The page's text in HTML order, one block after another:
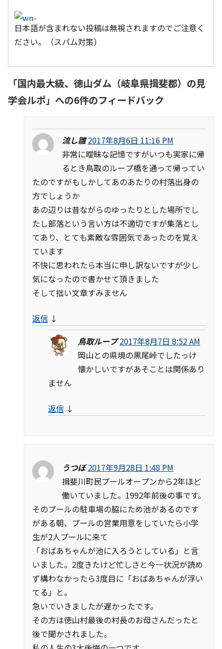
日本語が含まれない投稿は無視されますのでご注意く
ださい。（スパム対策）
「国内最大級、徳山ダム（岐阜県揖斐郡）の見
学会ルポ」への6件のフィードバック
流し雛 2017年8月6日 11:16 PM
非常に曖昧な記憶ですがいつも実家に帰
るとき鳥取のループ橋を通って帰ってい
たのですがもしかしてあのあたりの村落出身の
方でしょうか
あの辺りは昔ながらのゆったりとした場所でし
たし部落という言い方は不適切ですが集落とし
てあり、とても素敵な雰囲気であったのを覚え
ています
不快に思われたら本当に申し訳ないですが少し
気になったので書かせて頂きました
そして拙い文章すみません
返信 ↓
鳥取ループ 2017年8月7日 8:52 AM
岡山との県境の黒尾峠でしたっけ
懐かしいですがあそことは関係あり
ません
返信 ↓
うつぼ 2017年9月28日 1:48 PM
揖斐川町民プールオープンから2年ほど
働いていました。1992年前後の事です。
そのプールの駐車場の脇にため池があるのです
がある朝、プールの営業用意をしていたら小学
生が2人プールに来て
「おばあちゃんが池に入ろうとしている」と言
いました。2度きたけど忙しさと今一状況が読め
ず構わなかったら3度目に「おばあちゃんが浮い
てる」と。
急いでいきましたが遅かったです。
その方は徳山村最後の村長のお母さんだったと
後で聞かされました。